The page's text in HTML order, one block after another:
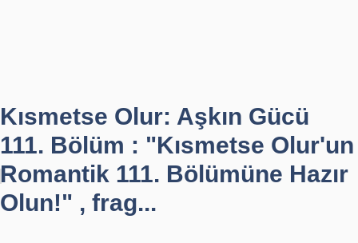
Kısmetse Olur: Aşkın Gücü
111. Bölüm : "Kısmetse Olur'un
Romantik 111. Bölümüne Hazır
Olun!" , frag...